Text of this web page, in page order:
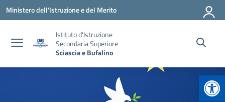
Vai ai contenuti
Vai al menu di navigazione
Vai al footer
Ministero dell'Istruzione e del Merito
Istituto d'Istruzione
Secondaria Superiore
Sciascia e Bufalino